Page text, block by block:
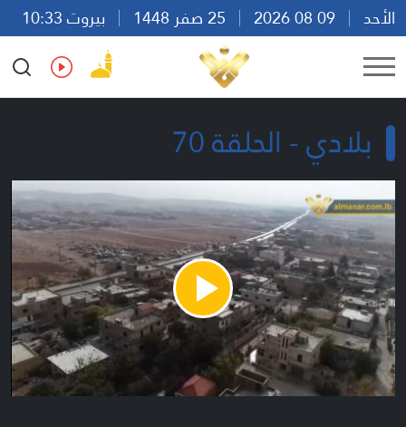
الأحد
بيروت 10:33
Ar
En Fr Es
بلادي - الحلقة 70
Play
Video